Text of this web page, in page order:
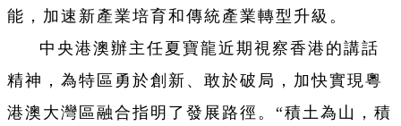
能，加速新產業培育和傳統產業轉型升級。
中央港澳辦主任夏寶龍近期視察香港的講話
精神，為特區勇於創新、敢於破局，加快實現粵
港澳大灣區融合指明了發展路徑。“積土為山，積